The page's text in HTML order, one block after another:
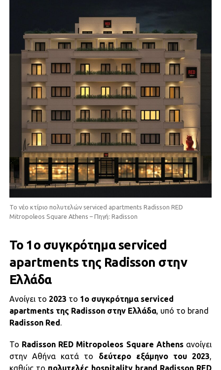
Το νέο κτίριο πολυτελών serviced apartments Radisson RED
Mitropoleos Square Athens – Πηγή: Radisson
Το 1ο συγκρότημα serviced
apartments της Radisson στην
Ελλάδα
Ανοίγει το 2023 το 1ο συγκρότημα serviced
apartments της Radisson στην Ελλάδα, υπό το brand
Radisson Red.
To Radisson RED Mitropoleos Square Athens ανοίγει
στην Αθήνα κατά το δεύτερο εξάμηνο του 2023,
καθώς το πολυτελές hospitality brand Radisson RED